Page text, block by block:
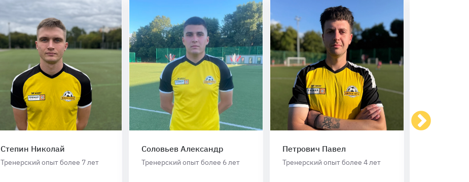
Степин Николай
Тренерский опыт более 7 лет
Соловьев Александр
Тренерский опыт более 6 лет
Петрович Павел
Тренерский опыт более 4 лет